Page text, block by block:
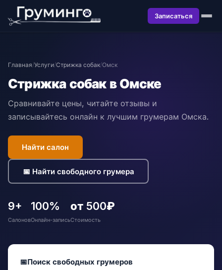
Записаться
Главная/Услуги/Стрижка собак/Омск
Стрижка собак в Омске
Сравнивайте цены, читайте отзывы и
записывайтесь онлайн к лучшим грумерам Омска.
Найти салон
📅 Найти свободного грумера
9+
Салонов
100%
Онлайн-запись
от 500₽
Стоимость
📅Поиск свободных грумеров